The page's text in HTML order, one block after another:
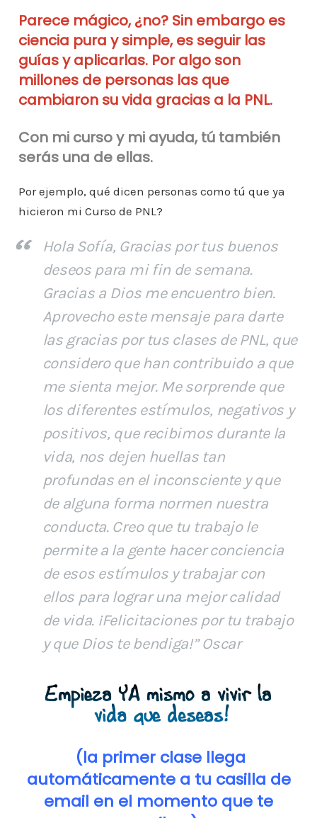
Parece mágico, ¿no? Sin embargo es
ciencia pura y simple, es seguir las
guías y aplicarlas. Por algo son
millones de personas las que
cambiaron su vida gracias a la PNL.
Con mi curso y mi ayuda, tú también
serás una de ellas.
Por ejemplo, qué dicen personas como tú que ya
hicieron mi Curso de PNL?
Hola Sofía, Gracias por tus buenos
deseos para mi fin de semana.
Gracias a Dios me encuentro bien.
Aprovecho este mensaje para darte
las gracias por tus clases de PNL, que
considero que han contribuido a que
me sienta mejor. Me sorprende que
los diferentes estímulos, negativos y
positivos, que recibimos durante la
vida, nos dejen huellas tan
profundas en el inconsciente y que
de alguna forma normen nuestra
conducta. Creo que tu trabajo le
permite a la gente hacer conciencia
de esos estímulos y trabajar con
ellos para lograr una mejor calidad
de vida. ¡Felicitaciones por tu trabajo
y que Dios te bendiga!” Oscar
(la primer clase llega
automáticamente a tu casilla de
email en el momento que te